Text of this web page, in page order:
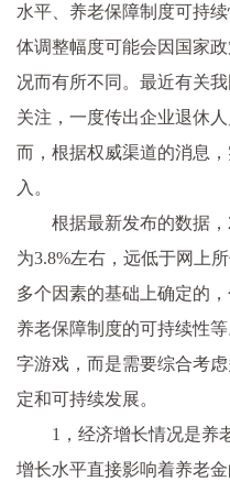
水平、养老保障制度可持
体调整幅度可能会因国家
况而有所不同。最近有关
关注，一度传出企业退休
而，根据权威渠道的消息
入。
根据最新发布的数据
为3.8%左右，远低于网上
多个因素的基础上确定的
养老保障制度的可持续性
字游戏，而是需要综合考
定和可持续发展。
1，经济增长情况是养
增长水平直接影响着养老